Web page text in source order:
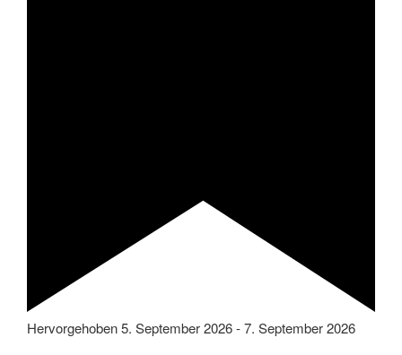
Hervorgehoben5. September 2026-7. September 2026